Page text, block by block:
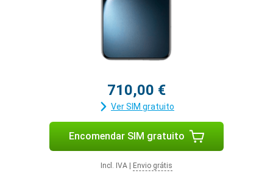
710,00 €
Ver SIM gratuito
Encomendar SIM gratuito
Incl. IVA Envio grátis